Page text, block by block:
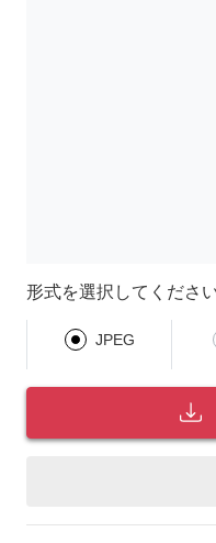
形式を選択してくださ
JPEG